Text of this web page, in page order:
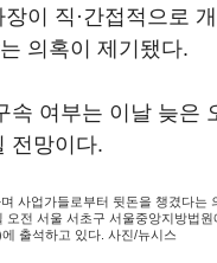
이 직·간접적으로
의혹이 제기됐다.
속 여부는 이날 늦은
전망이다.
사업가들로부터 뒷돈을 챙겼다는
오전 서울 서초구 서울중앙지방법
출석하고 있다. 사진/뉴시스